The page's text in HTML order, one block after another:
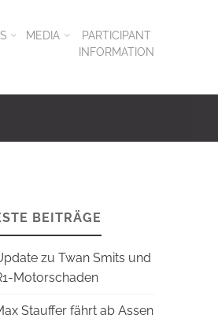
MEDIA
PARTICIPANT
INFORMATION
BEITRÄGE
zu Twan Smits und
Motorschaden
Stauffer fährt ab Assen